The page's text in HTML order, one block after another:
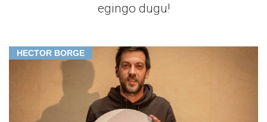
egingo dugu!
HECTOR BORGE